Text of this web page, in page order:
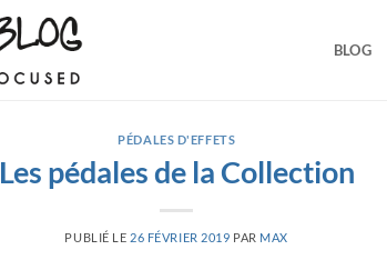
BLOG
PÉDALES D'EFFETS
Les pédales de la Collection
PUBLIÉ LE 26 FÉVRIER 2019 PAR MAX